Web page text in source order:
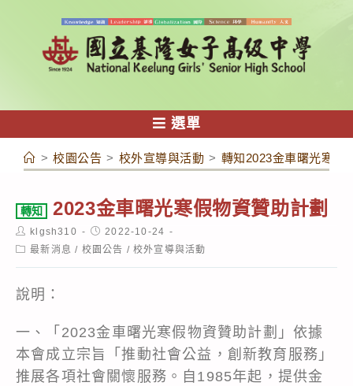
容
選單
> 校園公告 > 校外宣導與活動 > 轉知2023金車曙光寒假
轉知 2023金車曙光寒假物資贊助計劃
Post
author:
klgsh310
Post
published:
2022-10-24
Post最新消息 / 校園公告 / 校外宣導與活動
說明：
一、「2023金車曙光寒假物資贊助計劃」依據
本會成立宗旨「推動社會公益，創新教育服務」
推展各項社會關懷服務。自1985年起，提供金